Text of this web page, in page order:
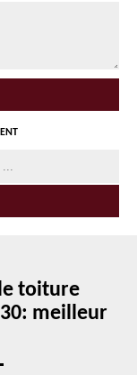
toiture
meilleur